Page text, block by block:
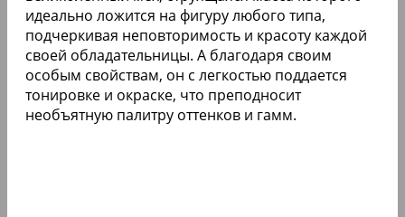
идеально ложится на фигуру любого типа,
подчеркивая неповторимость и красоту каждой
своей обладательницы. А благодаря своим
особым свойствам, он с легкостью поддается
тонировке и окраске, что преподносит
необъятную палитру оттенков и гамм.